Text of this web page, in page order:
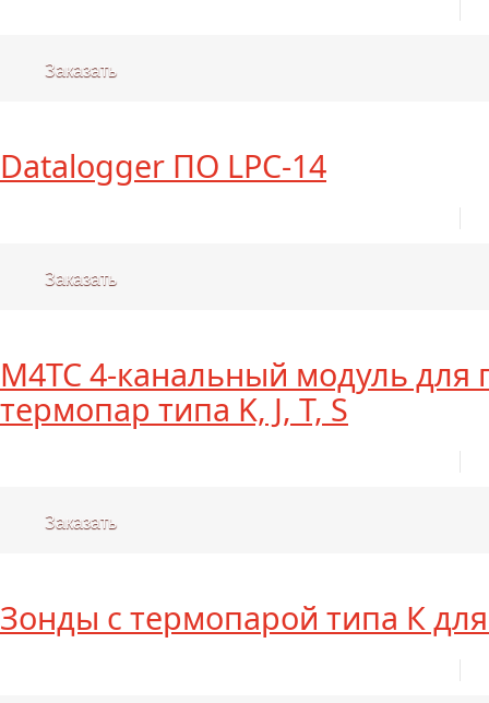
Заказать
Datalogger ПО LPC-14
Заказать
M4TC 4-канальный модуль
термопар типа K, J, T, S
Заказать
Зонды с термопарой типа К